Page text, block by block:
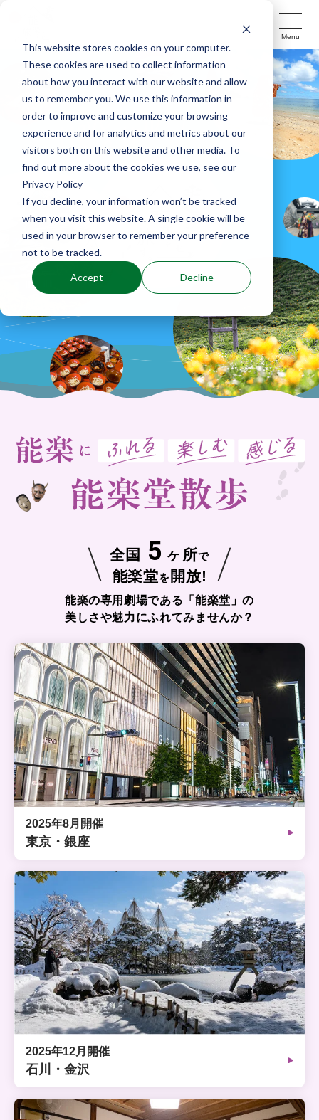
This website stores cookies on your computer.
These cookies are used to collect information
about how you interact with our website and allow
us to remember you. We use this information in
order to improve and customize your browsing
experience and for analytics and metrics about our
visitors both on this website and other media. To
find out more about the cookies we use, see our
Privacy Policy
If you decline, your information won’t be tracked
when you visit this website. A single cookie will be
used in your browser to remember your preference
not to be tracked.
Accept Decline
Menu
全国 5 ヶ所で
能楽堂を 開放!
能楽の専用劇場である「能楽堂」の
美しさや魅力にふれてみませんか？
2025年8月開催
東京・銀座
2025年12月開催
石川・金沢